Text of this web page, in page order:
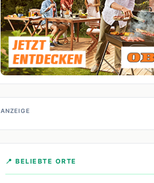
ANZEIGE
📍 BELIEBTE ORTE